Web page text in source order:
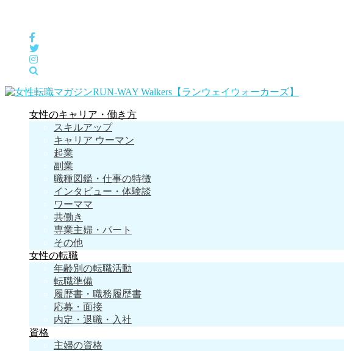
女性のキャリア・働き方
スキルアップ
キャリア ウーマン
起業
副業
職種図鑑・仕事の特徴
インタビュー・体験談
ワーママ
共働き
専業主婦・パート
その他
女性の転職
年齢別の転職活動
転職準備
履歴書・職務履歴書
応募・面接
内定・退職・入社
資格
主婦の資格